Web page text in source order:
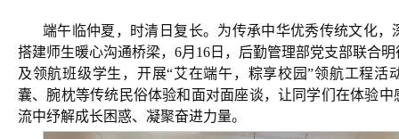
端午临仲夏，时清日复长。为传承中华优秀传统文化，
搭建师生暖心沟通桥梁，6月16日，后勤管理部党支部联合
及领航班级学生，开展“艾在端午，粽享校园”领航工程活
囊、腕枕等传统民俗体验和面对面座谈，让同学们在体验
流中纾解成长困惑、凝聚奋进力量。